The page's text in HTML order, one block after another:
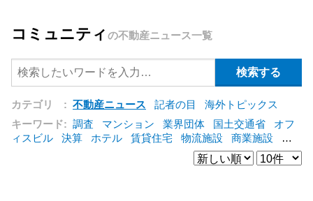
コミュニティ の不動産ニュース一覧
カテゴリ : 不動産ニュース 記者の目
海外トピックス
キーワード: 調査 マンション 業界団体 国土交通省
オフ
ィスビル
決算 ホテル 賃貸住宅 物流施設 商業施設
海
東急不動産 賃料
ア
野村不動産 ZEH [+]